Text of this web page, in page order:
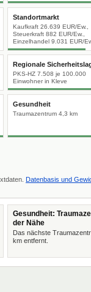
Standortmarkt
Kaufkraft 26.639 EUR/Ew.,
Steuerkraft 882 EUR/Ew.,
Einzelhandel 9.031 EUR/
Regionale
PKS-HZ 7.508 je 100.000
Einwohner in Kleve
Gesundheit
Traumazentrum 4,3 km
Datenbasis und
Gesundheit:
der Nähe
Das nächste
km entfernt.